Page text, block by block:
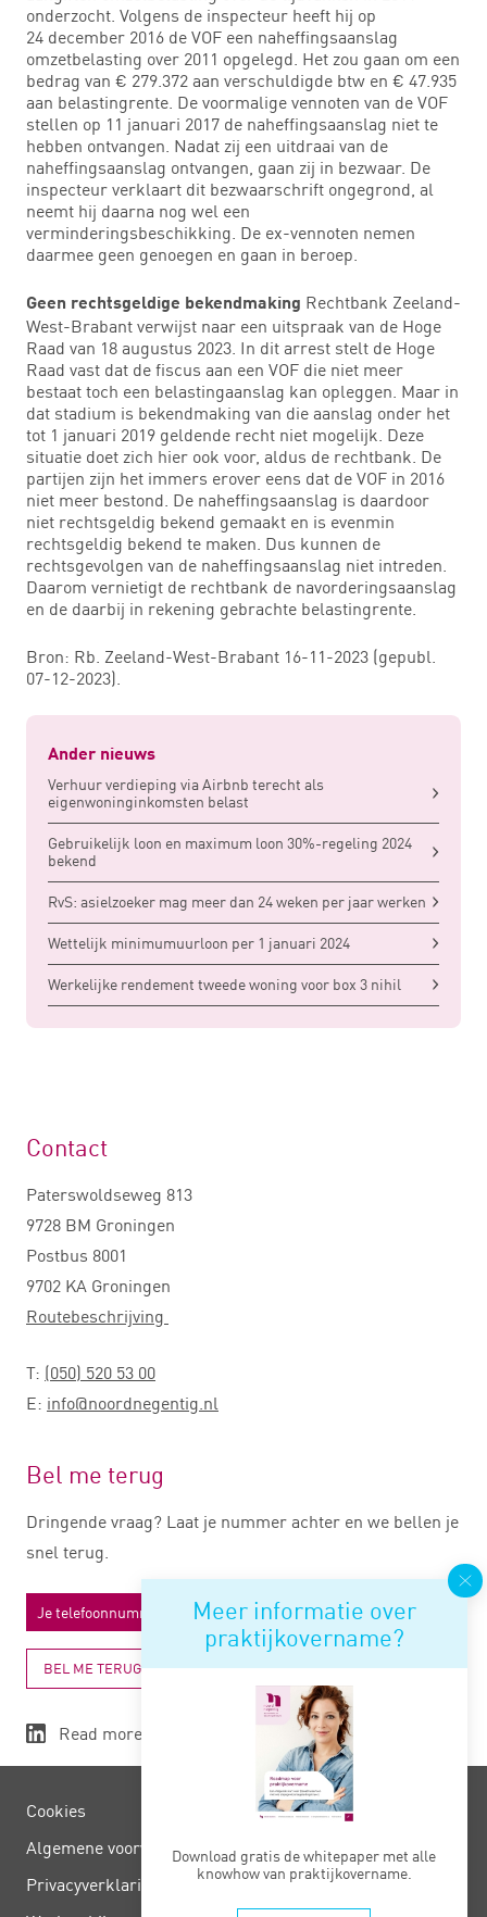
onderzocht. Volgens de inspecteur heeft hij op
24 december 2016 de VOF een naheffingsaanslag
omzetbelasting over 2011 opgelegd. Het zou gaan om een
bedrag van € 279.372 aan verschuldigde btw en € 47.935
aan belastingrente. De voormalige vennoten van de VOF
stellen op 11 januari 2017 de naheffingsaanslag niet te
hebben ontvangen. Nadat zij een uitdraai van de
naheffingsaanslag ontvangen, gaan zij in bezwaar. De
inspecteur verklaart dit bezwaarschrift ongegrond, al
neemt hij daarna nog wel een
verminderingsbeschikking. De ex-vennoten nemen
daarmee geen genoegen en gaan in beroep.
Geen rechtsgeldige bekendmaking Rechtbank Zeeland-
West-Brabant verwijst naar een uitspraak van de Hoge
Raad van 18 augustus 2023. In dit arrest stelt de Hoge
Raad vast dat de fiscus aan een VOF die niet meer
bestaat toch een belastingaanslag kan opleggen. Maar in
dat stadium is bekendmaking van die aanslag onder het
tot 1 januari 2019 geldende recht niet mogelijk. Deze
situatie doet zich hier ook voor, aldus de rechtbank. De
partijen zijn het immers erover eens dat de VOF in 2016
niet meer bestond. De naheffingsaanslag is daardoor
niet rechtsgeldig bekend gemaakt en is evenmin
rechtsgeldig bekend te maken. Dus kunnen de
rechtsgevolgen van de naheffingsaanslag niet intreden.
Daarom vernietigt de rechtbank de navorderingsaanslag
en de daarbij in rekening gebrachte belastingrente.
Bron: Rb. Zeeland-West-Brabant 16-11-2023 (gepubl.
07-12-2023).
Ander nieuws
Verhuur verdieping via Airbnb terecht als
eigenwoninginkomsten belast
Gebruikelijk loon en maximum loon 30%-regeling 2024
bekend
RvS: asielzoeker mag meer dan 24 weken per jaar werken
Wettelijk minimumuurloon per 1 januari 2024
Werkelijke rendement tweede woning voor box 3 nihil
Meer informatie over
praktijkovername?
Download gratis de whitepaper met alle
knowhow van praktijkovername.
Contact
Paterswoldseweg 813
9728 BM Groningen
Postbus 8001
9702 KA Groningen
Routebeschrijving
T: (050) 520 53 00
E: info@noordnegentig.nl
Bel me terug
Dringende vraag? Laat je nummer achter en we bellen je
snel terug.
BEL ME TERUG
Read more
Cookies
Algemene voorwaarden
Privacy­verklaring